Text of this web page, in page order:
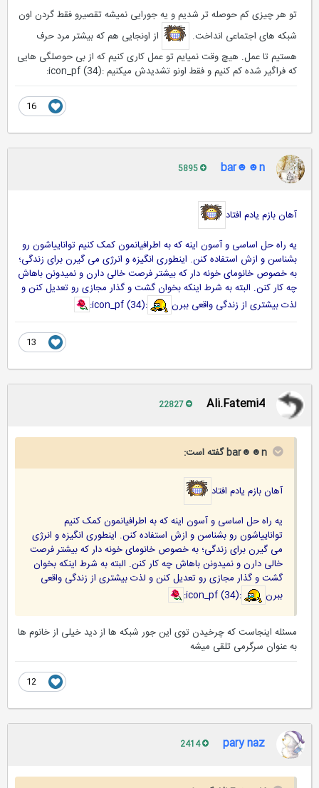
تو هر چیزی کم حوصله تر شدیم و یه جورایی نمیشه تقصیرو فقط گردن اون
شبکه های اجتماعی انداخت.
از اونجایی هم که بیشتر مرد حرف
هستیم تا عمل. هیچ وقت نمیایم تو عمل کاری کنیم که از بی حوصلگی هایی
که فراگیر شده کم کنیم و فقط اونو تشدیدش میکنیم :icon_pf (34):
bar☻☻n
آهان بازم یادم افتاد
یه راه حل اساسی و آسون اینه که به اطرافیانمون کمک کنیم تواناییاشون رو
بشناسن و ازش استفاده کنن. اینطوری انگیزه و انرژی می گیرن برای زندگی؛
به خصوص خانومای خونه دار که بیشتر فرصت خالی دارن و نمیدونن باهاش
چه کار کنن. البته به شرط اینکه بخوان گشت و گذار مجازی رو تعدیل کنن و
لذت بیشتری از زندگی واقعی ببرن
:icon_pf (34):
Ali.Fatemi4
bar☻☻n گفته است:
آهان بازم یادم افتاد
یه راه حل اساسی و آسون اینه که به اطرافیانمون کمک کنیم
تواناییاشون رو بشناسن و ازش استفاده کنن. اینطوری انگیزه و انرژی
می گیرن برای زندگی؛ به خصوص خانومای خونه دار که بیشتر فرصت
خالی دارن و نمیدونن باهاش چه کار کنن. البته به شرط اینکه بخوان
گشت و گذار مجازی رو تعدیل کنن و لذت بیشتری از زندگی واقعی
ببرن
:icon_pf (34):
مسئله اینجاست که چرخیدن توی این جور شبکه ها از دید خیلی از خانوم ها
به عنوان سرگرمی تلقی میشه
pary naz